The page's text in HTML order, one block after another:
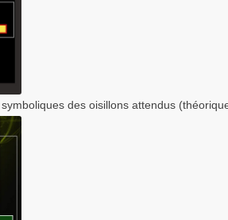
des oisillons attendus